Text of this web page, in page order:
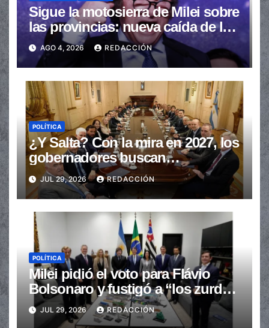
Sigue la motosierra de Milei sobre
las provincias: nueva caída de las
transferencias no automáticas
AGO 4, 2026 REDACCIÓN
POLÍTICA
¿Y Salta? Con la mira en 2027, los
gobernadores buscan
provincializar la elección
JUL 29, 2026 REDACCIÓN
POLÍTICA
Milei pidió el voto para Flávio
Bolsonaro y fustigó a “los zurdos
de mierda”
JUL 29, 2026 REDACCIÓN